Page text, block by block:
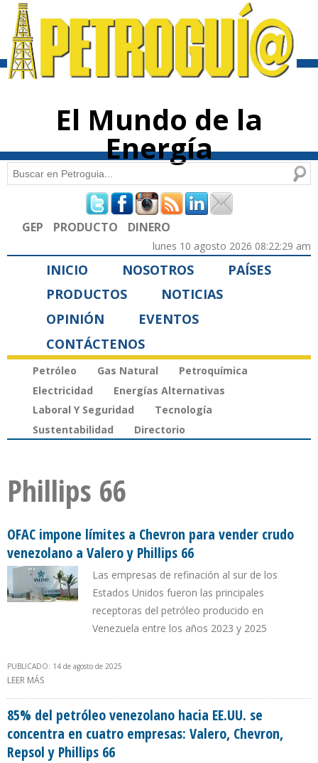
contenido
El Mundo de la
Energía
Formulario de búsqueda
Buscar
GEP PRODUCTO DINERO
lunes 10 agosto 2026 08:22:29 am
INICIO NOSOTROS
PAÍSES
PRODUCTOS
NOTICIAS
OPINIÓN
EVENTOS
CONTÁCTENOS
Petróleo Gas Natural
Petroquímica
Electricidad
Energías Alternativas
Laboral Y Seguridad
Tecnología
Sustentabilidad
Directorio
Phillips 66
OFAC impone límites a Chevron para vender crudo
venezolano a Valero y Phillips 66
Las empresas de refinación al sur de los
Estados Unidos fueron las principales
receptoras del petróleo producido en
Venezuela entre los años 2023 y 2025
PUBLICADO: 14 de agosto de 2025
LEER MÁS
85% del petróleo venezolano hacia EE.UU. se
concentra en cuatro empresas: Valero, Chevron,
Repsol y Phillips 66